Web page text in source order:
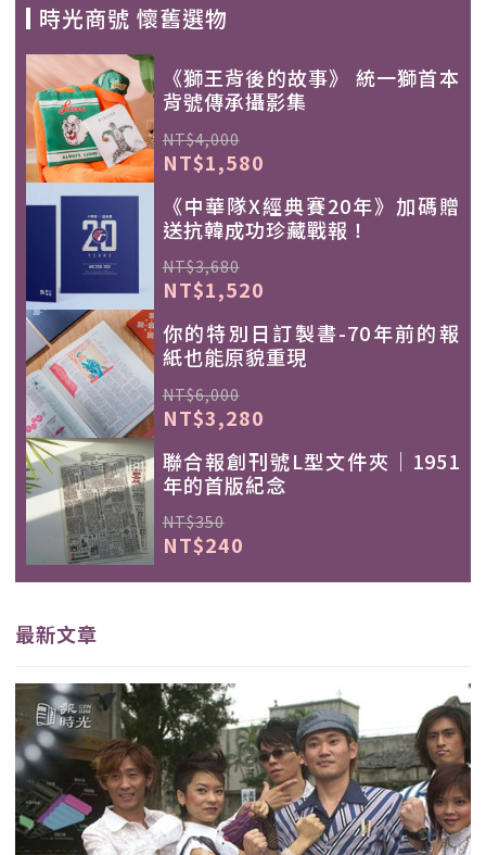
時光商號 懷舊選物
《獅王背後的故事》 統一獅首本
背號傳承攝影集
NT$4,000
NT$1,580
《中華隊X經典賽20年》加碼贈
送抗韓成功珍藏戰報！
NT$3,680
NT$1,520
你的特別日訂製書-70年前的報
紙也能原貌重現
NT$6,000
NT$3,280
聯合報創刊號L型文件夾｜1951
年的首版紀念
NT$350
NT$240
最新文章